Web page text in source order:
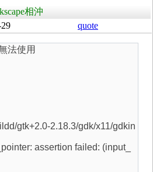
相沖
quote
法使用
gtk+2.0-2.18.3/gdk/x11/gdkin
assertion failed: (input_